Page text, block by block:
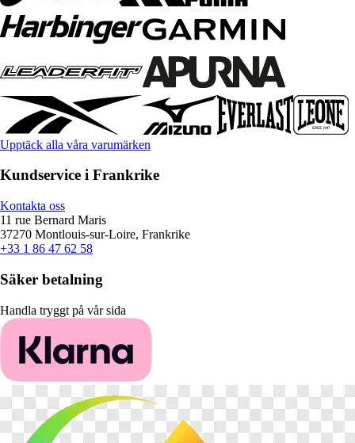
Upptäck alla våra varumärken
Kundservice i Frankrike
Kontakta oss
11 rue Bernard Maris
37270 Montlouis-sur-Loire, Frankrike
+33 1 86 47 62 58
Säker betalning
Handla tryggt på vår sida